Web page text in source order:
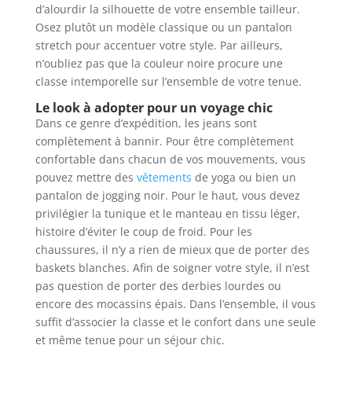
d’alourdir la silhouette de votre ensemble tailleur.
Osez plutôt un modèle classique ou un pantalon
stretch pour accentuer votre style. Par ailleurs,
n’oubliez pas que la couleur noire procure une
classe intemporelle sur l’ensemble de votre tenue.
Le look à adopter pour un voyage chic
Dans ce genre d’expédition, les jeans sont
complètement à bannir. Pour être complètement
confortable dans chacun de vos mouvements, vous
pouvez mettre des vêtements de yoga ou bien un
pantalon de jogging noir. Pour le haut, vous devez
privilégier la tunique et le manteau en tissu léger,
histoire d’éviter le coup de froid. Pour les
chaussures, il n’y a rien de mieux que de porter des
baskets blanches. Afin de soigner votre style, il n’est
pas question de porter des derbies lourdes ou
encore des mocassins épais. Dans l’ensemble, il vous
suffit d’associer la classe et le confort dans une seule
et même tenue pour un séjour chic.